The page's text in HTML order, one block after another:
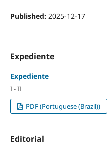
Published: 2025-12-17
Expediente
Expediente
I - II
PDF (Portuguese (Brazil))
Editorial